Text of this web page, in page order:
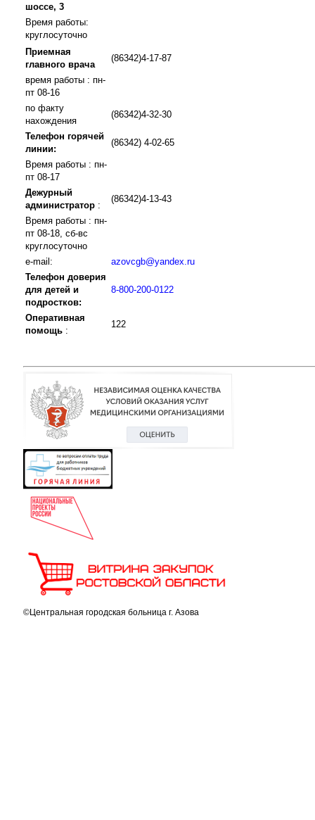
шоссе, 3
Время работы:
круглосуточно
Приемная
главного врача
(86342)4-17-87
время работы : пн-
пт 08-16
по факту
нахождения
(86342)4-32-30
Телефон горячей
линии:
(86342) 4-02-65
Время работы : пн-
пт 08-17
Дежурный
администратор :
(86342)4-13-43
Время работы : пн-
пт 08-18, сб-вс
круглосуточно
e-mail:
azovcgb@yandex.ru
Телефон доверия
для детей и
подростков:
8-800-200-0122
Оперативная
помощь :
122
©Центральная городская больница г. Азова